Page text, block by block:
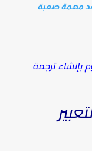
مهمة صعبة
بإنشاء ترجمة